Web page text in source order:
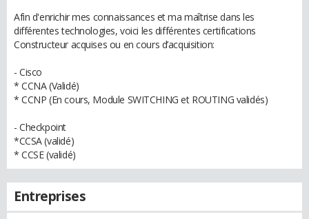
Afin d'enrichir mes connaissances et ma maîtrise dans les
différentes technologies, voici les différentes certifications
Constructeur acquises ou en cours d’acquisition:
- Cisco
* CCNA (Validé)
* CCNP (En cours, Module SWITCHING et ROUTING validés)
- Checkpoint
*CCSA (validé)
* CCSE (validé)
Entreprises